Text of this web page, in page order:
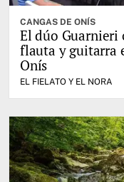
CANGAS DE ONÍS
El dúo Guarnieri
flauta y guitarra
Onís
EL FIELATO Y EL NORA